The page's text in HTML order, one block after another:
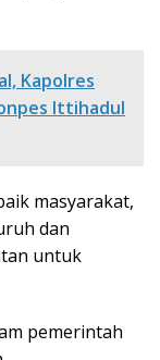
Kapolres
Ittihadul
masyarakat,
dan
untuk
pemerintah